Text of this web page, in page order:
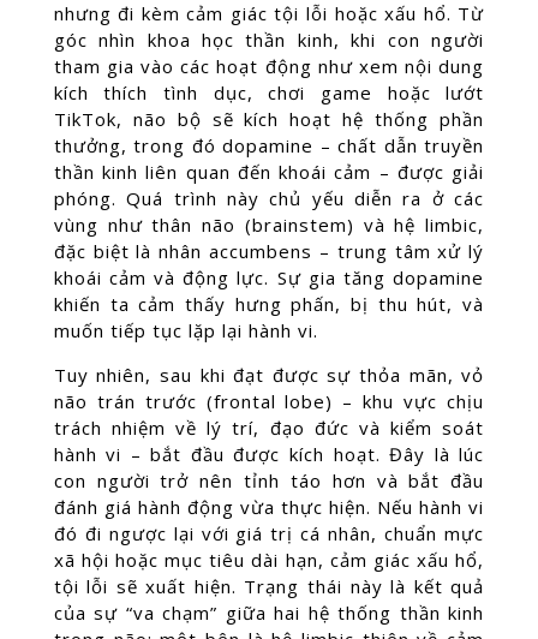
nhưng đi kèm cảm giác tội lỗi hoặc xấu hổ. Từ
góc nhìn khoa học thần kinh, khi con người
tham gia vào các hoạt động như xem nội dung
kích thích tình dục, chơi game hoặc lướt
TikTok, não bộ sẽ kích hoạt hệ thống phần
thưởng, trong đó dopamine – chất dẫn truyền
thần kinh liên quan đến khoái cảm – được giải
phóng. Quá trình này chủ yếu diễn ra ở các
vùng như thân não (brainstem) và hệ limbic,
đặc biệt là nhân accumbens – trung tâm xử lý
khoái cảm và động lực. Sự gia tăng dopamine
khiến ta cảm thấy hưng phấn, bị thu hút, và
muốn tiếp tục lặp lại hành vi.
Tuy nhiên, sau khi đạt được sự thỏa mãn, vỏ
não trán trước (frontal lobe) – khu vực chịu
trách nhiệm về lý trí, đạo đức và kiểm soát
hành vi – bắt đầu được kích hoạt. Đây là lúc
con người trở nên tỉnh táo hơn và bắt đầu
đánh giá hành động vừa thực hiện. Nếu hành vi
đó đi ngược lại với giá trị cá nhân, chuẩn mực
xã hội hoặc mục tiêu dài hạn, cảm giác xấu hổ,
tội lỗi sẽ xuất hiện. Trạng thái này là kết quả
của sự “va chạm” giữa hai hệ thống thần kinh